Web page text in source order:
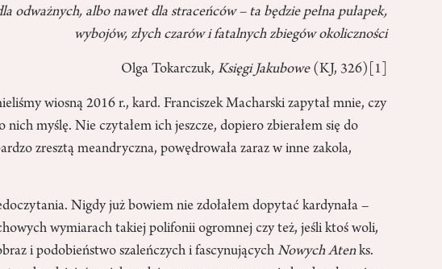
odważnych, albo nawet dla straceńców – ta będzie pełna pułapek,
wybojów, złych czarów i fatalnych zbiegów okoliczności
Olga Tokarczuk, Księgi Jakubowe(KJ, 326) [1]
wiosną 2016 r., kard. Franciszek Macharski zapytał mnie, czy
nich myślę. Nie czytałem ich jeszcze, dopiero zbierałem się do
zresztą meandryczna, powędrowała zaraz w inne zakola,
Nigdy już bowiem nie zdołałem dopytać kardynała –
wymiarach takiej polifonii ogromnej czy też, jeśli ktoś woli,
i podobieństwo szaleńczych i fascynującychNowych Atenks.